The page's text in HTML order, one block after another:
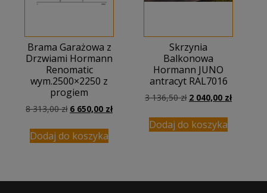
Brama Garażowa z
Drzwiami Hormann
Renomatic
wym.2500×2250 z
progiem
8 313,00zł Pierwotna
wynosiła:
8
6 650,00 złAktualna
Dodaj do koszyka
Skrzynia
Balkonowa
Hormann JUNO
antracyt RAL7016
3 136,50zł Pierwotna
wynosiła:
3
2 040,00 złAktualna
Dodaj do koszyka